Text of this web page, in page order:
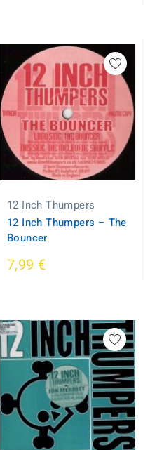
12 Inch Thumpers
12 Inch Thumpers ‎– The
Bouncer
7,99 €